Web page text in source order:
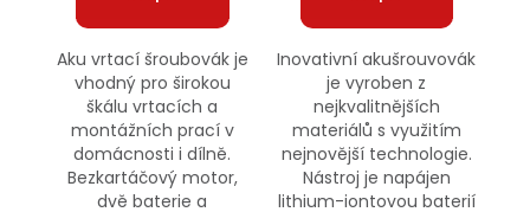
Aku vrtací šroubovák je
vhodný pro širokou
škálu vrtacích a
montážních prací v
domácnosti i dílně.
Bezkartáčový motor,
dvě baterie a
Inovativní akušrouvovák
je vyroben z
nejkvalitnějších
materiálů s využitím
nejnovější technologie.
Nástroj je napájen
lithium-iontovou baterií